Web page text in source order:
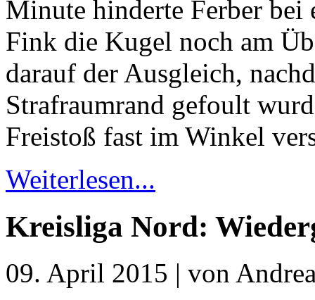
Minute hinderte Ferber bei
Fink die Kugel noch am
darauf der Ausgleich,
Strafraumrand gefoult
Freistoß fast im Winkel
Weiterlesen...
Kreisliga Nord:
09. April 2015 | von